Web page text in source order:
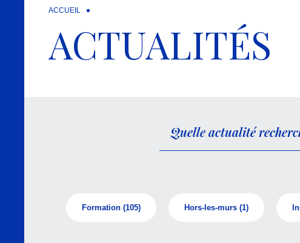
ACCUEIL
ACTUALITÉS
Formation (105) Hors-les-murs (1)